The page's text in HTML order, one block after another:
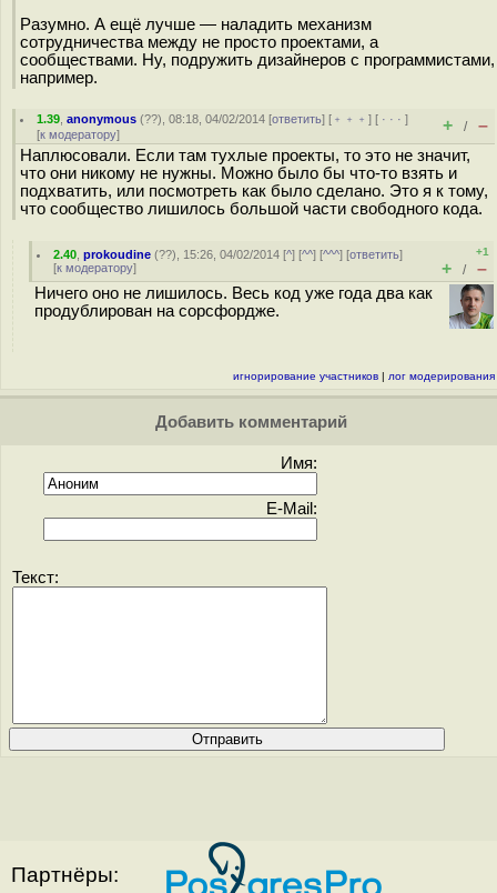
Разумно. А ещё лучше — наладить механизм
сотрудничества между не просто проектами, а
сообществами. Ну, подружить дизайнеров с программистами,
например.
1.39 ,anonymous (??), 08:18, 04/02/2014 [ответить] [ ﹢﹢﹢] [ · · ·]
[к модератору] + / –
Наплюсовали. Если там тухлые проекты, то это не значит,
что они никому не нужны. Можно было бы что-то взять и
подхватить, или посмотреть как было сделано. Это я к тому,
что сообщество лишилось большой части свободного кода.
2.40 ,prokoudine (??), 15:26, 04/02/2014 [^] [^^] [^^^] [ответить]
[к модератору]
+1
+ / –
Ничего оно не лишилось. Весь код уже года два как
продублирован на сорсфордже.
игнорирование участников | лог модерирования
Добавить комментарий
Имя:
E-Mail:
Текст:
Партнёры: